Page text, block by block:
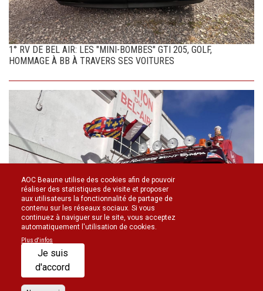
1° RV DE BEL AIR: LES "MINI-BOMBES" GTI 205, GOLF,
HOMMAGE À BB À TRAVERS SES VOITURES
26 CAMIONS DE COLLECTION ET UN AUTOCAR DE PASSAGE À
BEL AIR 29/06/2026
AOC Beaune utilise des cookies afin de pouvoir
réaliser des statistiques de visite et proposer
aux utilisateurs la fonctionnalité de partage de
contenu sur les réseaux sociaux. Si vous
continuez à naviguer sur le site, vous acceptez
automatiquement l'utilisation de cookies.
Plus d'infos
Je suis
d'accord